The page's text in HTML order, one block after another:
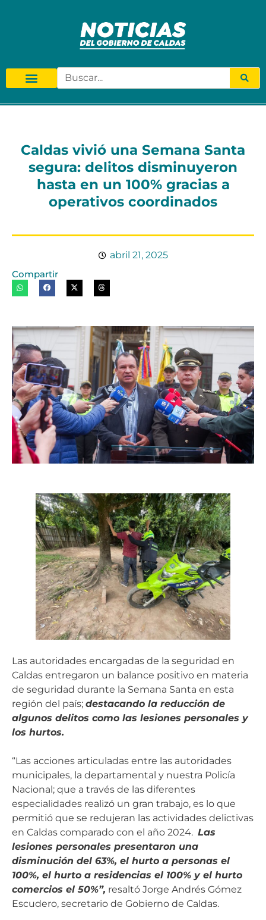
Caldas vivió una Semana Santa
segura: delitos disminuyeron
hasta en un 100% gracias a
operativos coordinados
abril 21, 2025
Compartir
Las autoridades encargadas de la seguridad en
Caldas entregaron un balance positivo en materia
de seguridad durante la Semana Santa en esta
región del país; destacando la reducción de
algunos delitos como las lesiones personales y
los hurtos.
“Las acciones articuladas entre las autoridades
municipales, la departamental y nuestra Policía
Nacional; que a través de las diferentes
especialidades realizó un gran trabajo, es lo que
permitió que se redujeran las actividades delictivas
en Caldas comparado con el año 2024. Las
lesiones personales presentaron una
disminución del 63%, el hurto a personas el
100%, el hurto a residencias el 100% y el hurto
comercios el 50%”, resaltó Jorge Andrés Gómez
Escudero, secretario de Gobierno de Caldas.